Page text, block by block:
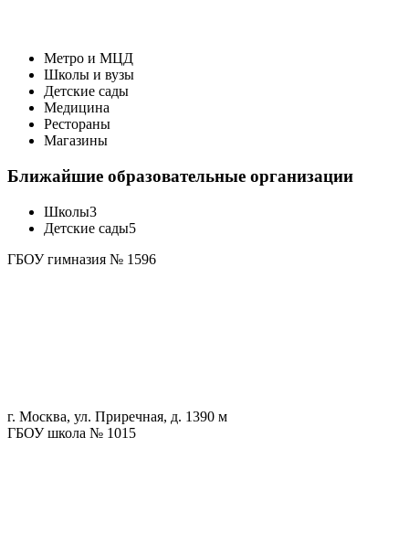
Метро и МЦД
Школы и вузы
Детские сады
Медицина
Рестораны
Магазины
Ближайшие образовательные организации
Школы3
Детские сады5
ГБОУ гимназия № 1596
г. Москва, ул. Приречная, д. 1390 м
ГБОУ школа № 1015